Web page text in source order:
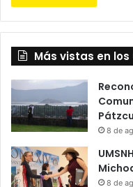
Más vistas en
8 de
8 de